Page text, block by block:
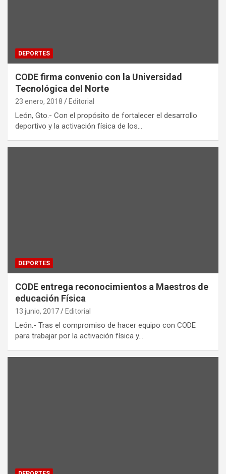
DEPORTES
CODE firma convenio con la Universidad
Tecnológica del Norte
23 enero, 2018 Editorial
León, Gto.- Con el propósito de fortalecer el desarrollo
deportivo y la activación física de los…
DEPORTES
CODE entrega reconocimientos a Maestros de
educación Física
13 junio, 2017 Editorial
León.- Tras el compromiso de hacer equipo con CODE
para trabajar por la activación física y…